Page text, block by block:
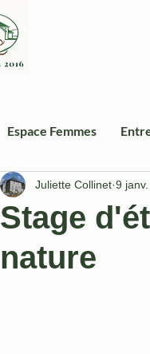
Espace Femmes
Stage
nature
Juliette Collinet 9